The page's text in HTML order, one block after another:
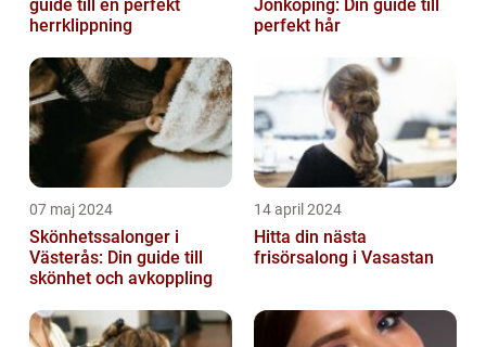
guide till en perfekt
herrklippning
Jönköping: Din guide till
perfekt hår
07 maj 2024
Skönhetssalonger i
Västerås: Din guide till
skönhet och avkoppling
14 april 2024
Hitta din nästa
frisörsalong i Vasastan